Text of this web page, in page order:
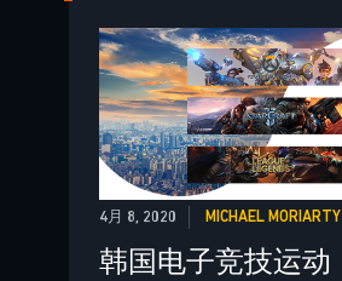
4月 8, 2020 MICHAEL MORIARTY
韩国电子竞技运动